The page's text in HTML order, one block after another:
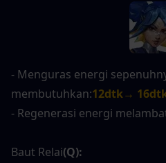
- Menguras energi
membutuhkan:12dtk→
- Regenerasi energi
Baut Relai(Q):